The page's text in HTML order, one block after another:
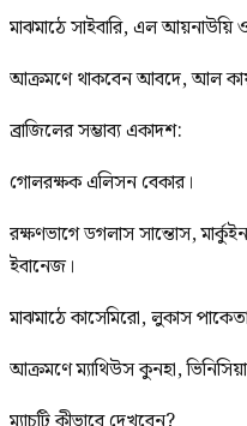
মাঝমাঠে সাইবারি, এল
আক্রমণে থাকবেন আবদে, আল
ব্রাজিলের সম্ভাব্য একাদশ:
গোলরক্ষক এলিসন বেকার।
রক্ষণভাগে ডগলাস সান্তোস,
ইবানেজ।
মাঝমাঠে কাসেমিরো, লুকাস
আক্রমণে ম্যাথিউস কুনহা,